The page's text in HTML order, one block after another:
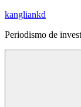
Saltar
contenido
kangliankd
Periodismo de